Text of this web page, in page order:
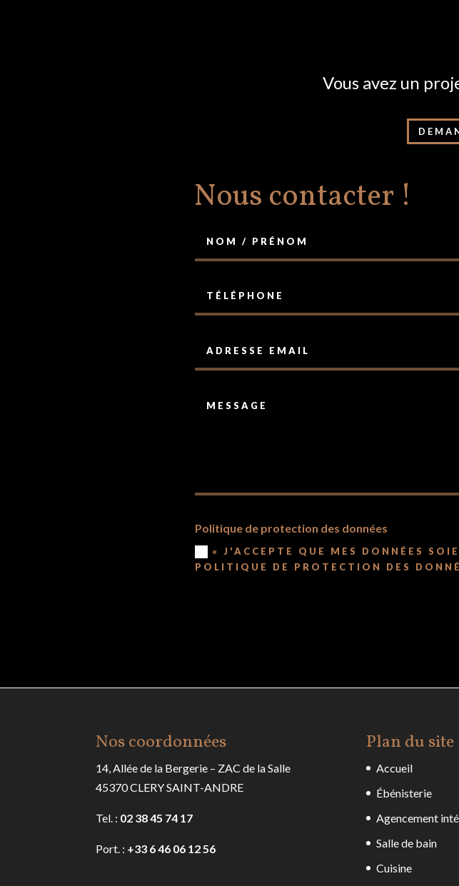
Vous avez un
Nous contacter !
Politique de protection des données
« J'ACCEPTE QUE MES DONNÉES
POLITIQUE DE PROTECTION DES
Nos coordonnées
14, Allée de la Bergerie – ZAC de la Salle
45370 CLERY SAINT-ANDRE
Tel. : 02 38 45 74 17
Port. : +33 6 46 06 12 56
Plan du site
Accueil
Ébénisterie
Agencement
Salle de bain
Cuisine